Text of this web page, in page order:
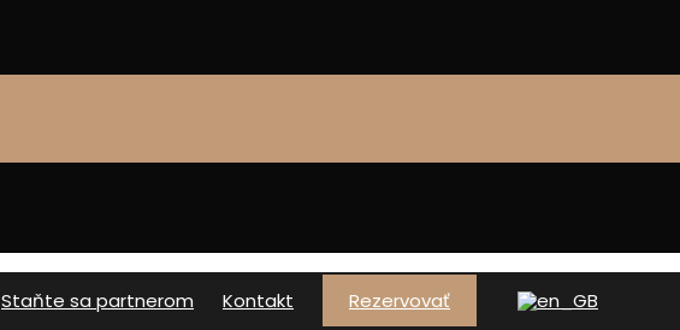
Staňte sa partnerom Kontakt Rezervovať